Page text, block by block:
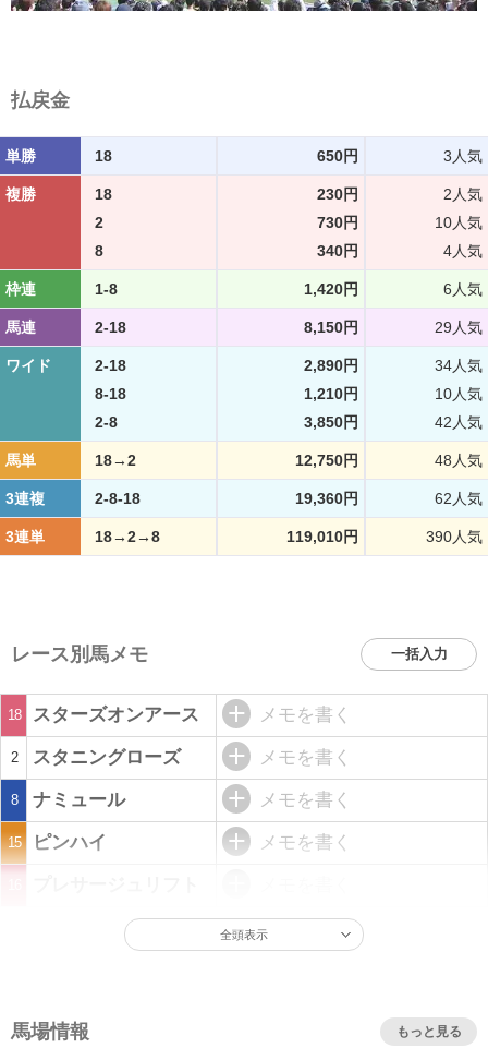
払戻金
単勝 18 650円 3人気
複勝 18 230円
2人気
2
730円
10人気
8
340円 4人気
枠連 1-8 1,420円 6人気
馬連 2-18 8,150円 29人気
ワイド 2-18 2,890円
34人気
8-18
1,210円
10人気
2-8
3,850円 42人気
馬単 18→2 12,750円 48人気
3連複 2-8-18 19,360円 62人気
3連単 18→2→8 119,010円 390人気
レース別馬メモ 一括入力
18 スターズオンアース メモを書く
2 スタニングローズ メモを書く
8 ナミュール メモを書く
15 ピンハイ メモを書く
全頭表示
馬場情報 もっと見る